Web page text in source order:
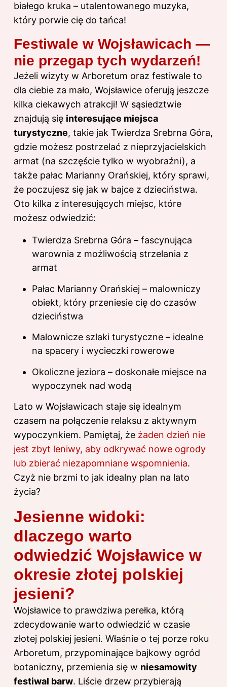
białego kruka – utalentowanego muzyka,
który porwie cię do tańca!
Festiwale w Wojsławicach —
nie przegap tych wydarzeń!
Jeżeli wizyty w Arboretum oraz festiwale to
dla ciebie za mało, Wojsławice oferują jeszcze
kilka ciekawych atrakcji! W sąsiedztwie
znajdują się interesujące miejsca
turystyczne, takie jak Twierdza Srebrna Góra,
gdzie możesz postrzelać z nieprzyjacielskich
armat (na szczęście tylko w wyobraźni), a
także pałac Marianny Orańskiej, który sprawi,
że poczujesz się jak w bajce z dzieciństwa.
Oto kilka z interesujących miejsc, które
możesz odwiedzić:
Twierdza Srebrna Góra – fascynująca
warownia z możliwością strzelania z
armat
Pałac Marianny Orańskiej – malowniczy
obiekt, który przeniesie cię do czasów
dzieciństwa
Malownicze szlaki turystyczne – idealne
na spacery i wycieczki rowerowe
Okoliczne jeziora – doskonałe miejsce na
wypoczynek nad wodą
Lato w Wojsławicach staje się idealnym
czasem na połączenie relaksu z aktywnym
wypoczynkiem. Pamiętaj, że żaden dzień nie
jest zbyt leniwy, aby odkrywać nowe ogrody
lub zbierać niezapomniane wspomnienia.
Czyż nie brzmi to jak idealny plan na lato
życia?
Jesienne widoki:
dlaczego warto
odwiedzić Wojsławice w
okresie złotej polskiej
jesieni?
Wojsławice to prawdziwa perełka, którą
zdecydowanie warto odwiedzić w czasie
złotej polskiej jesieni. Właśnie o tej porze roku
Arboretum, przypominające bajkowy ogród
botaniczny, przemienia się w niesamowity
festiwal barw. Liście drzew przybierają